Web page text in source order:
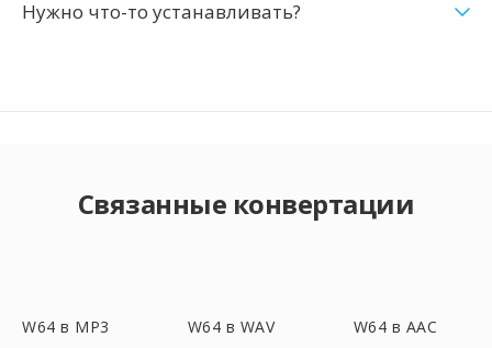
Нужно что-то устанавливать?
Связанные конвертации
W64 в MP3 W64 в WAV W64 в AAC